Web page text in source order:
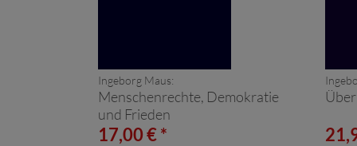
Ingeborg Maus:
Menschenrechte, Demokratie
und Frieden
17,00 € *